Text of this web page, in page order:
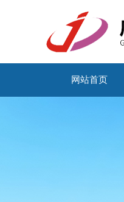
网站首页